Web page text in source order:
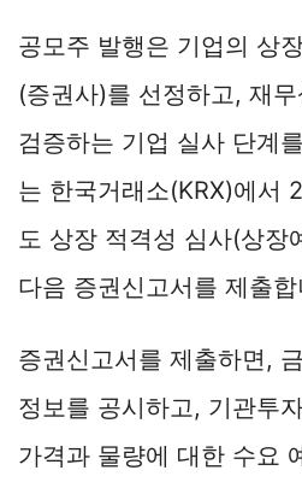
공모주 발행은 기업의 상
(증권사)를 선정하고, 재
검증하는 기업 실사 단계
는 한국거래소(KRX)에서
도 상장 적격성 심사(상장
다음 증권신고서를 제출합
증권신고서를 제출하면,
정보를 공시하고, 기관투
가격과 물량에 대한 수요